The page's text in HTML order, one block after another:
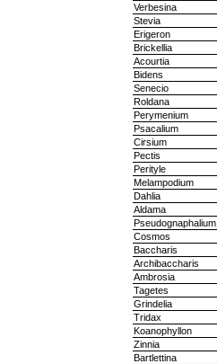
Verbesina
Stevia
Erigeron
Brickellia
Acourtia
Bidens
Senecio
Roldana
Perymenium
Psacalium
Cirsium
Pectis
Perityle
Melampodium
Dahlia
Aldama
Pseudognaphalium
Cosmos
Baccharis
Archibaccharis
Ambrosia
Tagetes
Grindelia
Tridax
Koanophyllon
Zinnia
Bartlettina